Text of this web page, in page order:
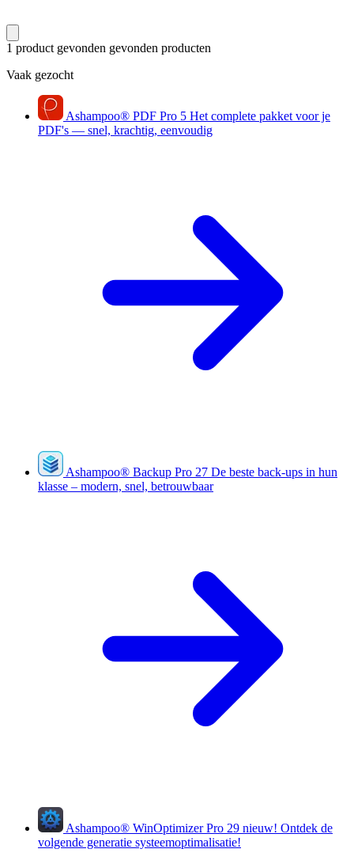
1 product gevonden gevonden producten
Vaak gezocht
Ashampoo® PDF Pro 5 Het complete pakket voor je
PDF's — snel, krachtig, eenvoudig
Ashampoo® Backup Pro 27 De beste back-ups in hun
klasse – modern, snel, betrouwbaar
Ashampoo® WinOptimizer Pro 29 nieuw! Ontdek de
volgende generatie systeemoptimalisatie!